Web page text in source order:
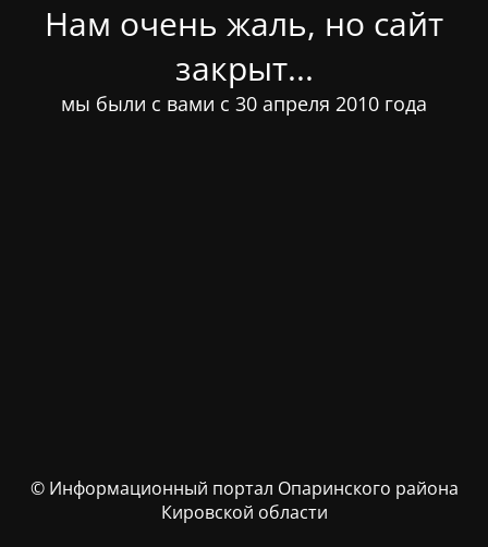
Нам очень жаль, но сайт
закрыт...
мы были с вами с 30 апреля 2010 года
© Информационный портал Опаринского района
Кировской области